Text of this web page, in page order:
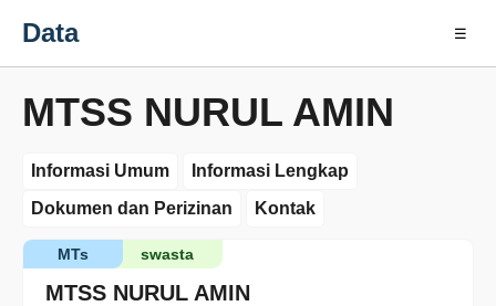
Data ☰
MTSS NURUL AMIN
Informasi Umum
Informasi Lengkap
Dokumen dan Perizinan
Kontak
MTSS NURUL AMIN
swasta
MTs